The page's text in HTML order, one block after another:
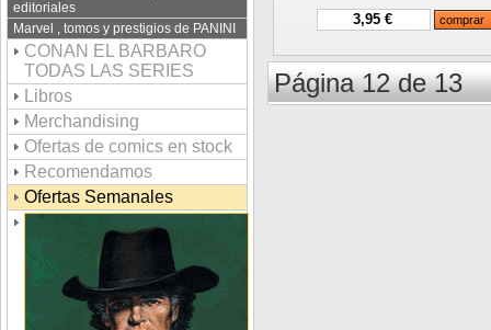
editoriales
Marvel , tomos y prestigios de PANINI
CONAN EL BARBARO
TODAS LAS SERIES
Libros
Merchandising
Ofertas de comics en stock
Recomendamos
Ofertas Semanales
3,95 €
Página 12 de 13